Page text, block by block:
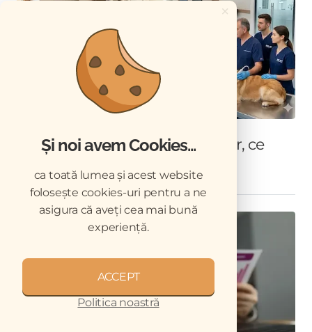
CMV individual vs SRL veterinar, ce
×
Și noi avem Cookies...
ca toată lumea și acest website
folosește cookies-uri pentru a ne
asigura că aveți cea mai bună
experiență.
ACCEPT
Politica noastră